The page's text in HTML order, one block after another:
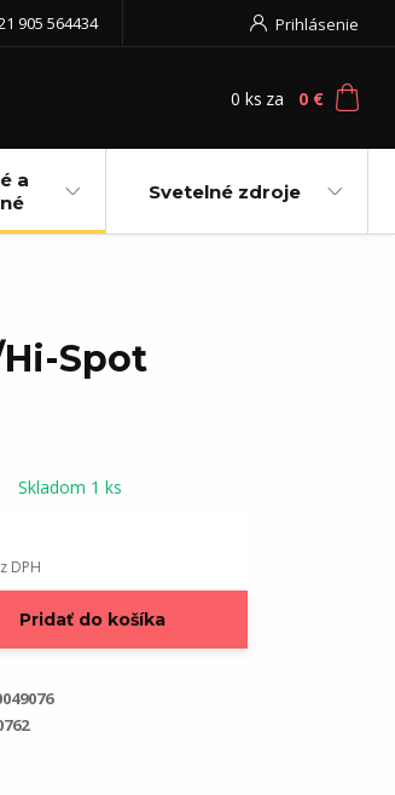
Prihlásenie
905 564434
0 ks za 0 €
a
Svetelné zdroje
Spot
Skladom 1 ks
DPH
Pridať do košíka